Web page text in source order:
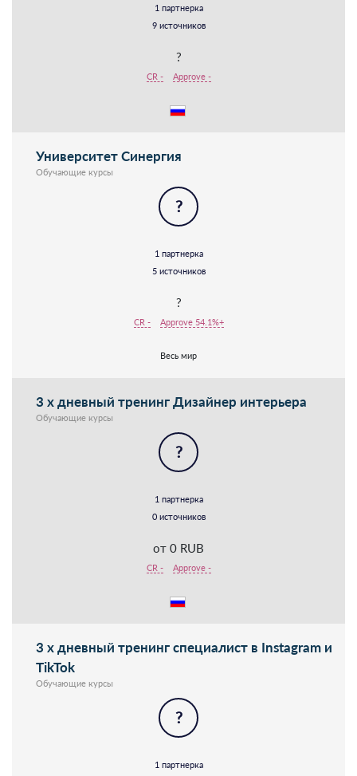
1 партнерка
9 источников
?
CR - Approve -
Университет Синергия
Обучающие курсы
?
1 партнерка
5 источников
?
CR - Approve 54.1%+
Весь мир
3 х дневный тренинг Дизайнер интерьера
Обучающие курсы
?
1 партнерка
0 источников
от 0 RUB
CR - Approve -
3 х дневный тренинг специалист в Instagram и
TikTok
Обучающие курсы
?
1 партнерка